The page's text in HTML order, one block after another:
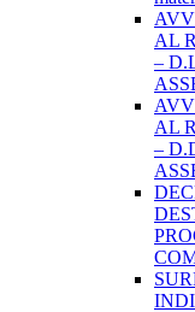
AL
–
AL
–